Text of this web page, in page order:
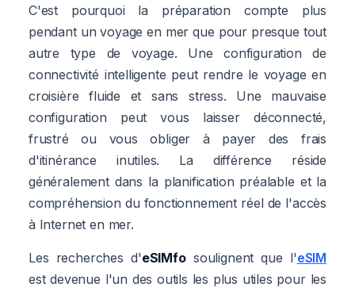
C'est pourquoi la préparation compte plus
pendant un voyage en mer que pour presque tout
autre type de voyage. Une configuration de
connectivité intelligente peut rendre le voyage en
croisière fluide et sans stress. Une mauvaise
configuration peut vous laisser déconnecté,
frustré ou vous obliger à payer des frais
d'itinérance inutiles. La différence réside
généralement dans la planification préalable et la
compréhension du fonctionnement réel de l'accès
à Internet en mer.
Les recherches d'eSIMfosoulignent que l'eSIM
est devenue l'un des outils les plus utiles pour les